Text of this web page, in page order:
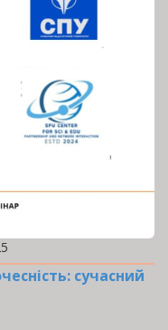
сучасний